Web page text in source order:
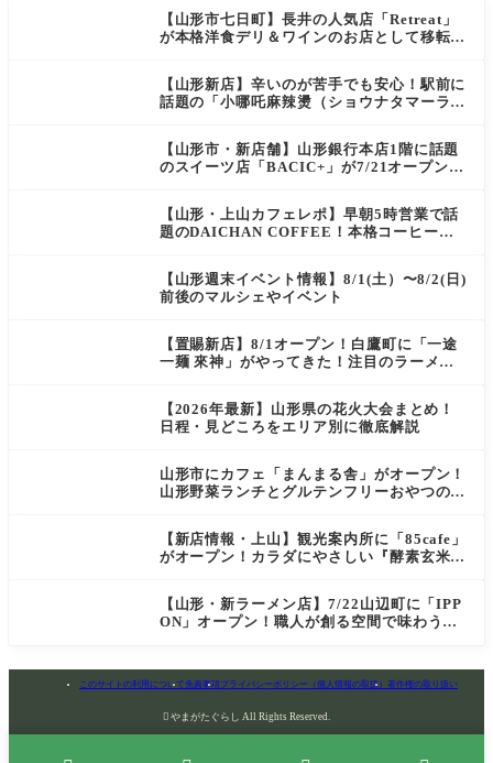
【山形市七日町】長井の人気店「Retreat」
が本格洋食デリ＆ワインのお店として移転オ
【山形新店】辛いのが苦手でも安心！駅前に
話題の「小哪吒麻辣燙（ショウナタマーラー
【山形市・新店舗】山形銀行本店1階に話題
のスイーツ店「BACIC+」が7/21オープン！
【山形・上山カフェレポ】早朝5時営業で話
題のDAICHAN COFFEE！本格コーヒーを
【山形週末イベント情報】8/1(土）〜8/2(日)
前後のマルシェやイベント
【置賜新店】8/1オープン！白鷹町に「一途
一麺 來神」がやってきた！注目のラーメン
【2026年最新】山形県の花火大会まとめ！
日程・見どころをエリア別に徹底解説
山形市にカフェ「まんまる舎」がオープン！
山形野菜ランチとグルテンフリーおやつの新
【新店情報・上山】観光案内所に「85cafe」
がオープン！カラダにやさしい『酵素玄米お
【山形・新ラーメン店】7/22山辺町に「IPP
ON」オープン！職人が創る空間で味わう
このサイトの利用について免責事項プライバシーポリシー（個人情報の取扱） 著作権の取り扱い
 やまがたぐらし All Rights Reserved.